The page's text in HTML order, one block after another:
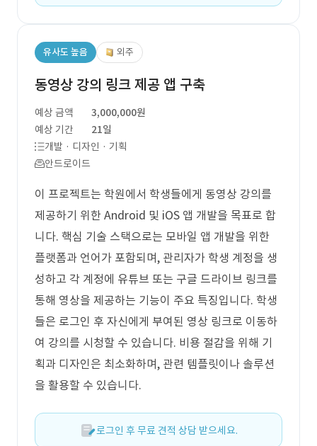
유사도 높음 외주
동영상 강의 링크 제공 앱 구축
예상 금액
3,000,000원
예상 기간
21일
개발 · 디자인 · 기획
안드로이드
이 프로젝트는 학원에서 학생들에게 동영상 강의를
제공하기 위한 Android 및 iOS 앱 개발을 목표로 합
니다. 핵심 기술 스택으로는 모바일 앱 개발을 위한
플랫폼과 언어가 포함되며, 관리자가 학생 계정을 생
성하고 각 계정에 유튜브 또는 구글 드라이브 링크를
통해 영상을 제공하는 기능이 주요 특징입니다. 학생
들은 로그인 후 자신에게 부여된 영상 링크로 이동하
여 강의를 시청할 수 있습니다. 비용 절감을 위해 기
획과 디자인은 최소화하며, 관련 템플릿이나 솔루션
을 활용할 수 있습니다.
로그인 후 무료 견적 상담 받으세요.